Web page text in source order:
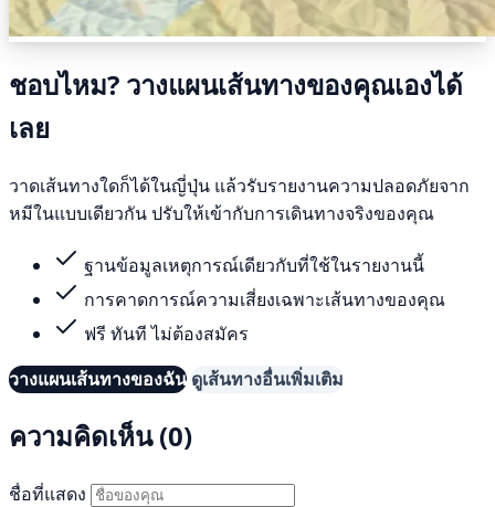
ชอบไหม? วางแผนเส้นทางของคุณเองได้
เลย
วาดเส้นทางใดก็ได้ในญี่ปุ่น แล้วรับรายงานความปลอดภัยจาก
หมีในแบบเดียวกัน ปรับให้เข้ากับการเดินทางจริงของคุณ
ฐานข้อมูลเหตุการณ์เดียวกับที่ใช้ในรายงานนี้
การคาดการณ์ความเสี่ยงเฉพาะเส้นทางของคุณ
ฟรี ทันที ไม่ต้องสมัคร
วางแผนเส้นทางของฉัน ดูเส้นทางอื่นเพิ่มเติม
ความคิดเห็น (0)
ชื่อที่แสดง